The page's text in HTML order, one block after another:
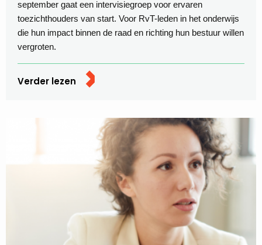
september gaat een intervisiegroep voor ervaren
toezichthouders van start. Voor RvT-leden in het onderwijs
die hun impact binnen de raad en richting hun bestuur willen
vergroten.
Verder lezen